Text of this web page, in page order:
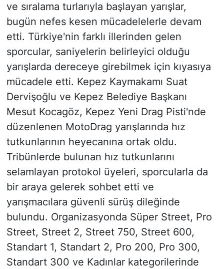
ve sıralama turlarıyla başlayan yarışlar,
bugün nefes kesen mücadelelerle devam
etti. Türkiye'nin farklı illerinden gelen
sporcular, saniyelerin belirleyici olduğu
yarışlarda dereceye girebilmek için kıyasıya
mücadele etti. Kepez Kaymakamı Suat
Dervişoğlu ve Kepez Belediye Başkanı
Mesut Kocagöz, Kepez Yeni Drag Pisti'nde
düzenlenen MotoDrag yarışlarında hız
tutkunlarının heyecanına ortak oldu.
Tribünlerde bulunan hız tutkunlarını
selamlayan protokol üyeleri, sporcularla da
bir araya gelerek sohbet etti ve
yarışmacılara güvenli sürüş dileğinde
bulundu. Organizasyonda Süper Street, Pro
Street, Street 2, Street 750, Street 600,
Standart 1, Standart 2, Pro 200, Pro 300,
Standart 300 ve Kadınlar kategorilerinde